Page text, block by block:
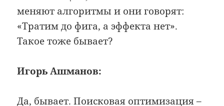
меняют алгоритмы и они говорят:
«Тратим до фига, а эффекта нет».
Такое тоже бывает?
Игорь Ашманов:
Да, бывает. Поисковая оптимизация –